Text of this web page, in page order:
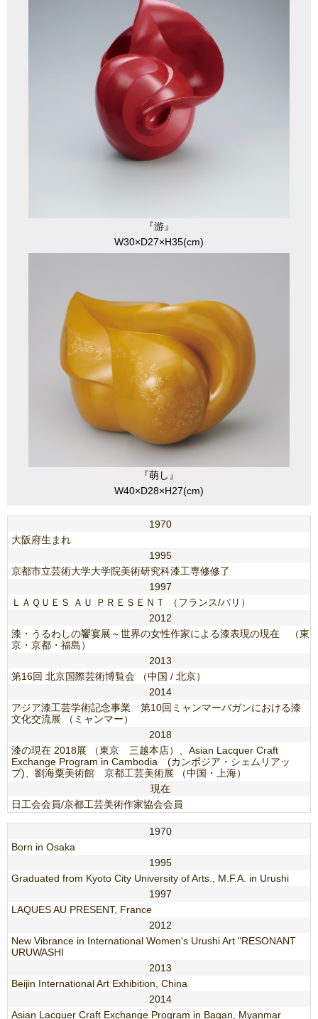
『游』
W30×D27×H35(cm)
『萌し』
W40×D28×H27(cm)
1970
大阪府生まれ
1995
京都市立芸術大学大学院美術研究科漆工専修修了
1997
ＬＡＱＵＥＳ ＡＵ ＰＲＥＳＥＮＴ （フランス/パリ）
2012
漆・うるわしの饗宴展～世界の女性作家による漆表現の現在 （東
京・京都・福島）
2013
第16回 北京国際芸術博覧会 （中国 / 北京）
2014
アジア漆工芸学術記念事業 第10回ミャンマーバガンにおける漆
文化交流展 （ミャンマー）
2018
漆の現在 2018展 （東京 三越本店）、Asian Lacquer Craft
Exchange Program in Cambodia (カンボジア・シェムリアッ
プ)、劉海粟美術館 京都工芸美術展 （中国・上海）
現在
日工会会員/京都工芸美術作家協会会員
1970
Born in Osaka
1995
Graduated from Kyoto City University of Arts., M.F.A. in Urushi
1997
LAQUES AU PRESENT, France
2012
New Vibrance in International Women's Urushi Art "RESONANT
URUWASHI
2013
Beijin International Art Exhibition, China
2014
Asian Lacquer Craft Exchange Program in Bagan, Myanmar